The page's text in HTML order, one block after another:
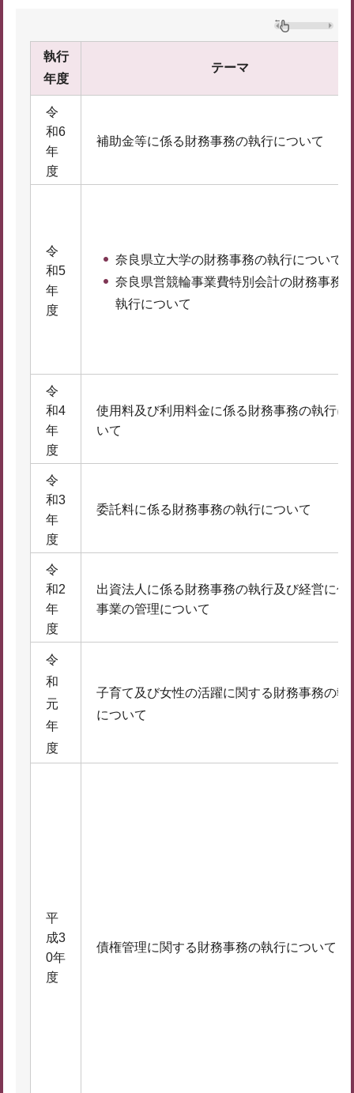
執行
年度
テーマ
令
和6
年
度
補助金等に係る財務事務の執行について
令
和5
年
度
奈良県立大学の財務事務の執行について
奈良県営競輪事業費特別会計の財務事務
執行について
令
和4
年
度
使用料及び利用料金に係る財務事務の執行に
いて
令
和3
年
度
委託料に係る財務事務の執行について
令
和2
年
度
出資法人に係る財務事務の執行及び経営に係
事業の管理について
令
和
元
年
度
子育て及び女性の活躍に関する財務事務の執
について
平
成3
0年
度
債権管理に関する財務事務の執行について